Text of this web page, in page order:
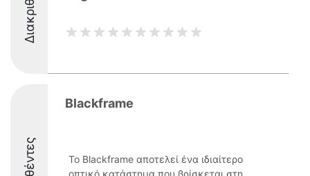
Blackframe
Το Blackframe αποτελεί ένα ιδιαίτερο
οπτικό κατάστημα που βρίσκεται στη